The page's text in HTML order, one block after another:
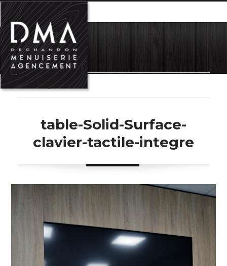
MENU
Next Image
table-Solid-Surface-
clavier-tactile-integre